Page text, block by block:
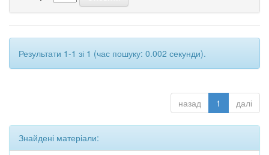
Результати 1-1 зі 1 (час пошуку: 0.002 секунди).
назад 1 далі
Знайдені матеріали: